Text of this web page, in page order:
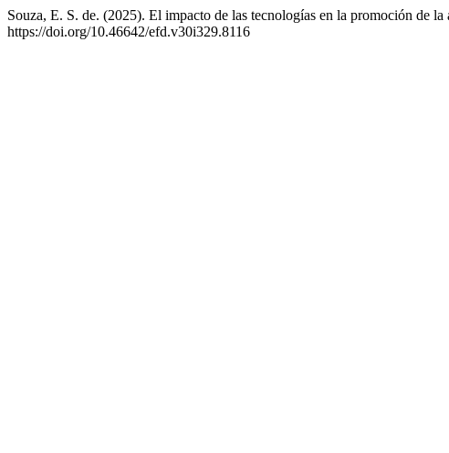
Souza, E. S. de. (2025). El impacto de las tecnologías en la promoción de
https://doi.org/10.46642/efd.v30i329.8116